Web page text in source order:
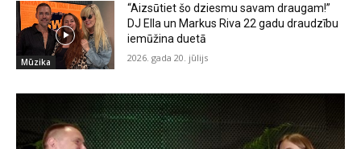
Mūzika
“Aizsūtiet šo dziesmu savam draugam!”
DJ Ella un Markus Riva 22 gadu draudzību
iemūžina duetā
2026. gada 20. jūlijs